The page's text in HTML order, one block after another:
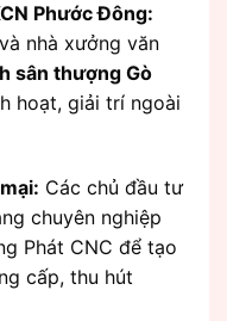
Phước Đông:
nhà xưởng văn
sân thượng Gò
hoạt, giải trí ngoài
Các chủ đầu tư
chuyên nghiệp
Phát CNC để tạo
cấp, thu hút